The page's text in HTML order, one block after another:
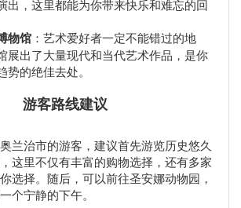
出，这里都能为你带来快乐和难忘的回
物馆 ：艺术爱好者一定不能错过的地
展出了大量现代和当代艺术作品，是你
势的绝佳去处。
游客路线建议
兰治市的游客，建议首先游览历史悠久
这里不仅有丰富的购物选择，还有多家
选择。随后，可以前往圣安娜动物园，
个宁静的下午。